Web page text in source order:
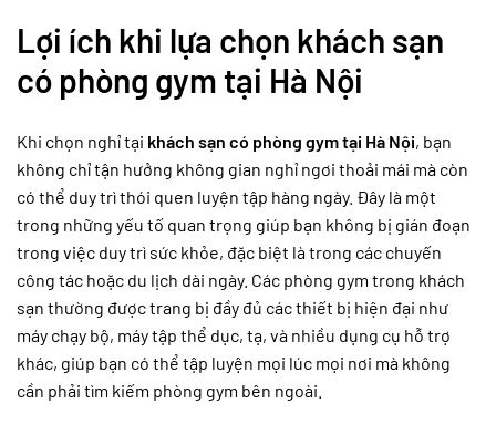
Lợi ích khi lựa chọn khách sạn
có phòng gym tại Hà Nội
Khi chọn nghỉ tại khách sạn có phòng gym tại Hà Nội, bạn
không chỉ tận hưởng không gian nghỉ ngơi thoải mái mà còn
có thể duy trì thói quen luyện tập hàng ngày. Đây là một
trong những yếu tố quan trọng giúp bạn không bị gián đoạn
trong việc duy trì sức khỏe, đặc biệt là trong các chuyến
công tác hoặc du lịch dài ngày. Các phòng gym trong khách
sạn thường được trang bị đầy đủ các thiết bị hiện đại như
máy chạy bộ, máy tập thể dục, tạ, và nhiều dụng cụ hỗ trợ
khác, giúp bạn có thể tập luyện mọi lúc mọi nơi mà không
cần phải tìm kiếm phòng gym bên ngoài.